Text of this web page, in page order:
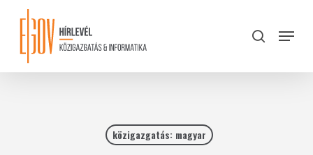
content
search
Menu
közigazgatás: magyar
Close